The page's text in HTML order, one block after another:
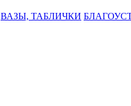
ВАЗЫ, ТАБЛИЧКИ